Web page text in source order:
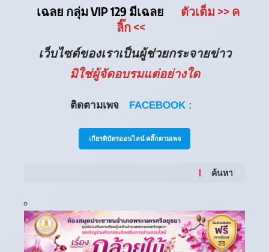
เฉลย กลุ่ม VIP 129 มีเฉลย ตัวเต็ม >> ค
ลิ๊ก <<
เว็บไซต์ของเราเป็นผู้ช่วยกระจายข่าว
มิใช่ผู้จัดอบรมแต่อย่างใด
ติดตามเพจ FACEBOOK :
เกียรติบัตรออนไลน์ คลิ๊กตามเพจ
ค้นหา